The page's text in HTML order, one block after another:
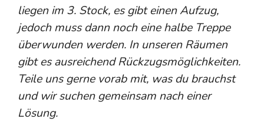
liegen im 3. Stock, es gibt einen Aufzug,
jedoch muss dann noch eine halbe Treppe
überwunden werden. In unseren Räumen
gibt es ausreichend Rückzugsmöglichkeiten.
Teile uns gerne vorab mit, was du brauchst
und wir suchen gemeinsam nach einer
Lösung.